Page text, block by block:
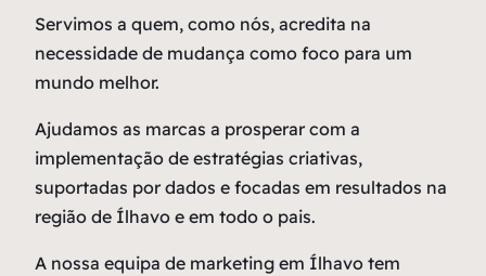
Servimos a quem, como nós, acredita na
necessidade de mudança como foco para um
mundo melhor.
Ajudamos as marcas a prosperar com a
implementação de estratégias criativas,
suportadas por dados e focadas em resultados na
região de Ílhavo e em todo o pais.
A nossa equipa de marketing em Ílhavo tem